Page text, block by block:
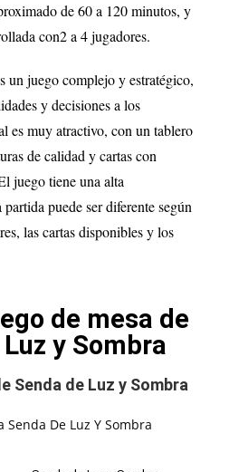
de 60 a 120 minutos, y
con2 a 4 jugadores.
un juego complejo y estratégico,
y decisiones a los
es muy atractivo, con un tablero
de calidad y cartas con
juego tiene una alta
puede ser diferente según
las cartas disponibles y los
de mesa de
y Sombra
Senda de Luz y Sombra